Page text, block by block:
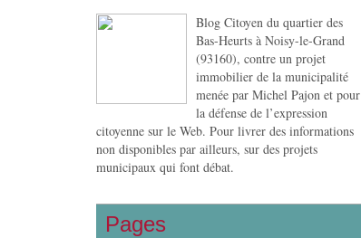
Blog Citoyen du quartier des
Bas-Heurts à Noisy-le-Grand
(93160), contre un projet
immobilier de la municipalité
menée par Michel Pajon et pour
la défense de l’expression
citoyenne sur le Web. Pour livrer des informations
non disponibles par ailleurs, sur des projets
municipaux qui font débat.
Pages